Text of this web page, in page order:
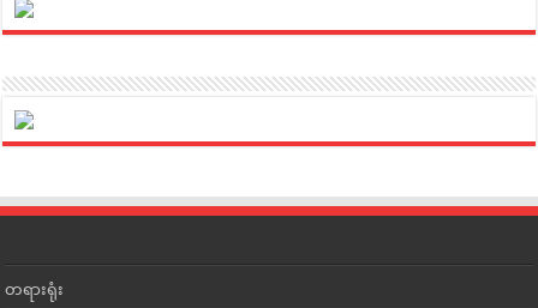
တရားရုံး